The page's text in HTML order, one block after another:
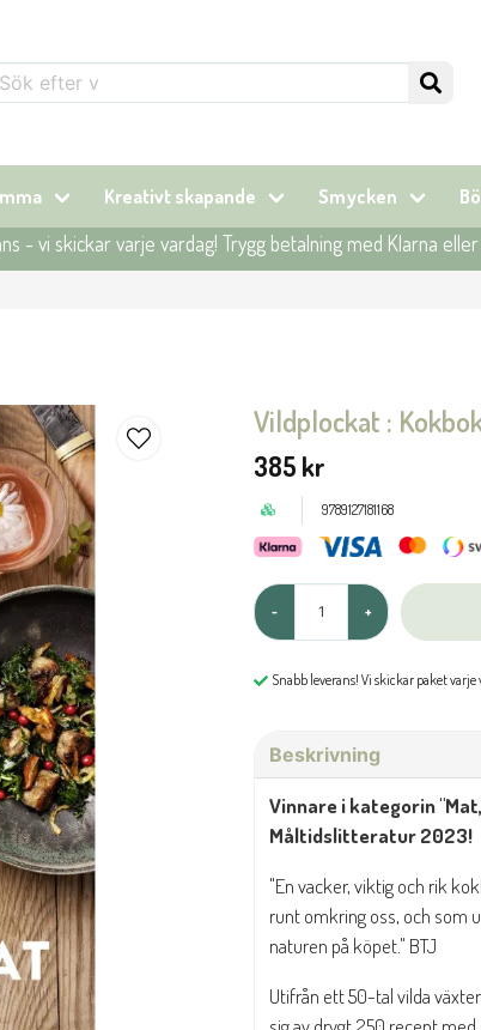
Kreativt skapande Smycken
- vi skickar varje vardag! Trygg betalning med Klarna
Vildplockat :
385 kr
9789127181168
- +
Snabb leverans! Vi skickar paket varje
Beskrivning
Vinnare i kategorin
Måltidslitteratur 2023!
"En vacker, viktig och rik
runt omkring oss, och som
naturen på köpet." BTJ
Utifrån ett 50-tal vilda